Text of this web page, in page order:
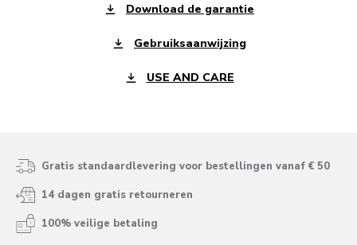
Download de garantie
Gebruiksaanwijzing
USE AND CARE
Gratis standaardlevering voor bestellingen vanaf € 50
14 dagen gratis retourneren
100% veilige betaling